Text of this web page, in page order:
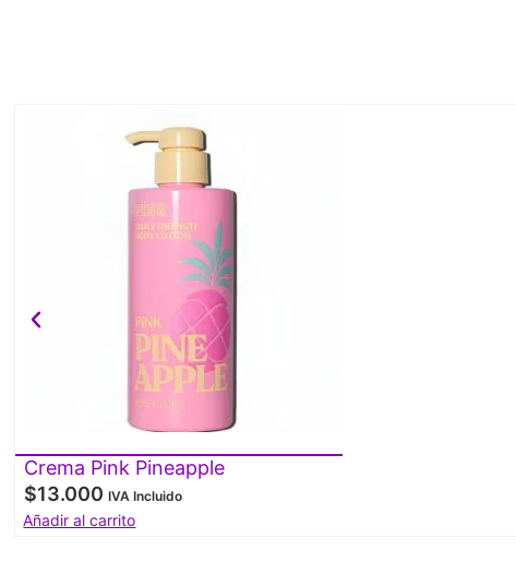
Crema Pink Pineapple
$13.000 IVA Incluido
Añadir al carrito